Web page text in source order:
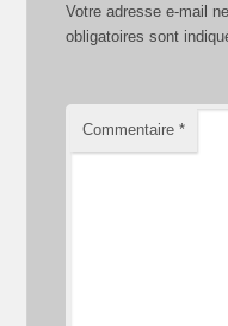
Votre adresse e-mail
obligatoires sont
Commentaire*